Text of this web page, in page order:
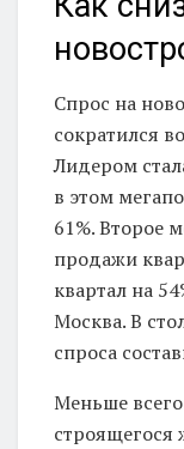
Спрос на
сократился
Лидером
в этом
61%. Второе
продажи
квартал на
Москва. В
спроса
Меньше
строящегося